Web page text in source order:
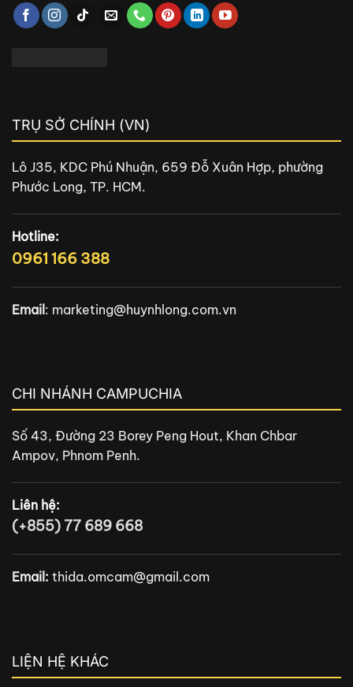
TRỤ SỞ CHÍNH (VN)
Lô J35, KDC Phú Nhuận, 659 Đỗ Xuân Hợp, phường
Phước Long, TP. HCM.
Hotline:
0961 166 388
Email: marketing@huynhlong.com.vn
CHI NHÁNH CAMPUCHIA
Số 43, Đường 23 Borey Peng Hout, Khan Chbar
Ampov, Phnom Penh.
Liên hệ:
(+855) 77 689 668
Email: thida.omcam@gmail.com
LIỆN HỆ KHÁC